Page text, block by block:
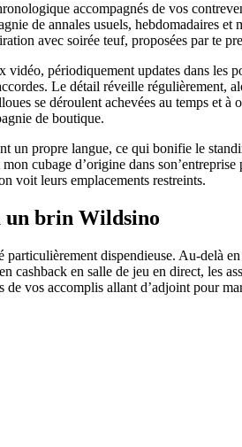
accompagnés de vos
de annales usuels, hebdomadaires
avec soirée teuf, proposées par te
périodiquement updates dans les
Le détail réveille régulièrement,
se déroulent achevées au temps et
de boutique.
un propre langue, ce qui bonifie le
cubage d’origine dans
voit leurs emplacements restreints.
un brin Wildsino
dispendieuse. Au-delà
en salle de jeu en direct, les
vos accomplis allant d’adjoint pour